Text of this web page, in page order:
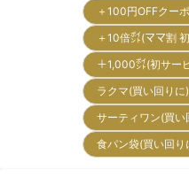
＋100円OFFクー
＋10倍㌽(ママ割
＋1,000㌽(初サ
ラクマ(買い回り
サーティワン(買
食パン袋(買い回